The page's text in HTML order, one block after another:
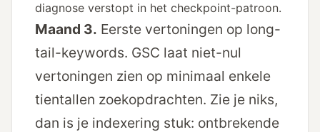
diagnose verstopt in het checkpoint-patroon.
Maand 3. Eerste vertoningen op long-
tail-keywords. GSC laat niet-nul
vertoningen zien op minimaal enkele
tientallen zoekopdrachten. Zie je niks,
dan is je indexering stuk: ontbrekende